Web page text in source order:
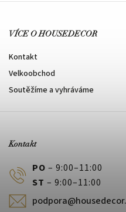
VÍCE O HOUSEDECOR
Kontakt
Velkoobchod
Soutěžíme a vyhráváme
Kontakt
PO – 9:00–11:00
ST – 9:00–11:00